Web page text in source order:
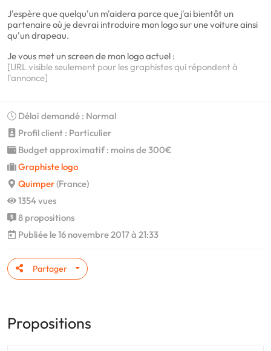
J'espère que quelqu'un m'aidera parce que j'ai bientôt un
partenaire où je devrai introduire mon logo sur une voiture ainsi
qu'un drapeau.
Je vous met un screen de mon logo actuel :
[URL visible seulement pour les graphistes qui répondent à
l'annonce]
Délai demandé : Normal
Profil client : Particulier
Budget approximatif : moins de 300€
Graphiste logo
Quimper(France)
1354 vues
8 propositions
Publiée le 16 novembre 2017 à 21:33
Partager
Propositions